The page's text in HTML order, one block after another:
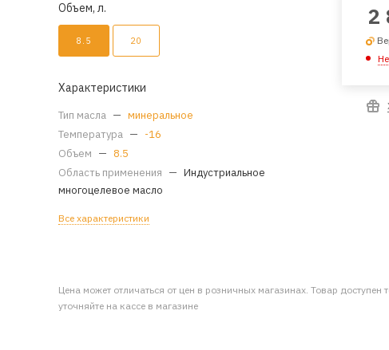
Объем, л.
8.5 20
Характеристики
Тип масла — минеральное
Температура — -16
Объем — 8.5
Область применения — Индустриальное
многоцелевое масло
Все характеристики
2
Цена может отличаться от цен в розничных магазинах. Товар
уточняйте на кассе в магазине